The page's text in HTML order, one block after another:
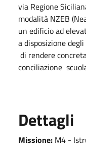
via Regione
modalità NZEB
un edificio ad
a disposizione
di rendere
conciliazione
Dettagli
Missione: M4 -